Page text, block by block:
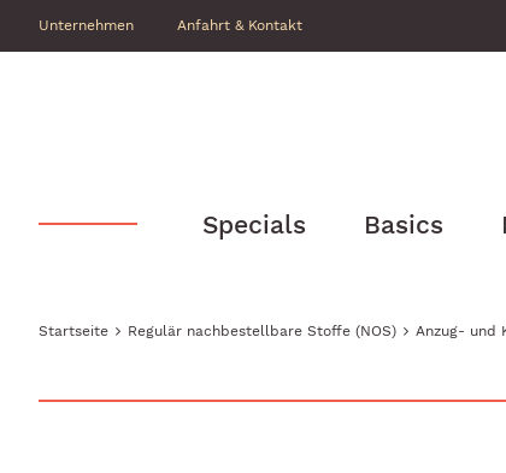
Unternehmen Anfahrt & Kontakt
Specials Basics
Startseite Regulär nachbestellbare Stoffe (NOS) Anzug- und